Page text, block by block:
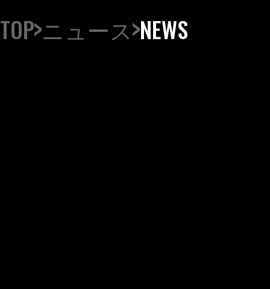
TOP ニュース NEWS